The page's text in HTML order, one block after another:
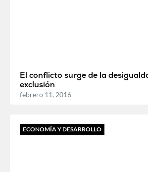
El conflicto surge de la
exclusión
febrero 11, 2016
ECONOMÍA Y DESARROLLO